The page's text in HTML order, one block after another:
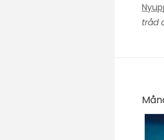
tråd